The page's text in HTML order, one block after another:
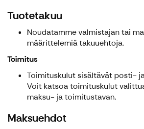
Tuotetakuu
Noudatamme valmistajan tai
määrittelemiä takuuehtoja.
Toimitus
Toimituskulut sisältävät posti-
Voit katsoa toimituskulut
maksu- ja toimitustavan.
Maksuehdot